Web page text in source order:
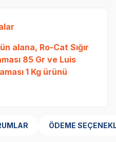
alana, Ro-Cat Sığır
85 Gr ve Luis
1 Kg ürünü
ÖDEME